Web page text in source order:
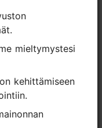
Näyttely